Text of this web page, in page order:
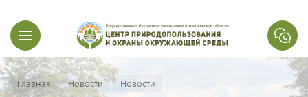
Главная Новости Новости